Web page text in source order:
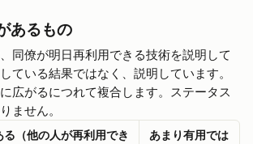
あるもの
同僚が明日再利用できる技術を説明して
ている結果ではなく、説明しています。
広がるにつれて複合します。ステータス
ません。
（他の人が再利用でき
あまり有用では